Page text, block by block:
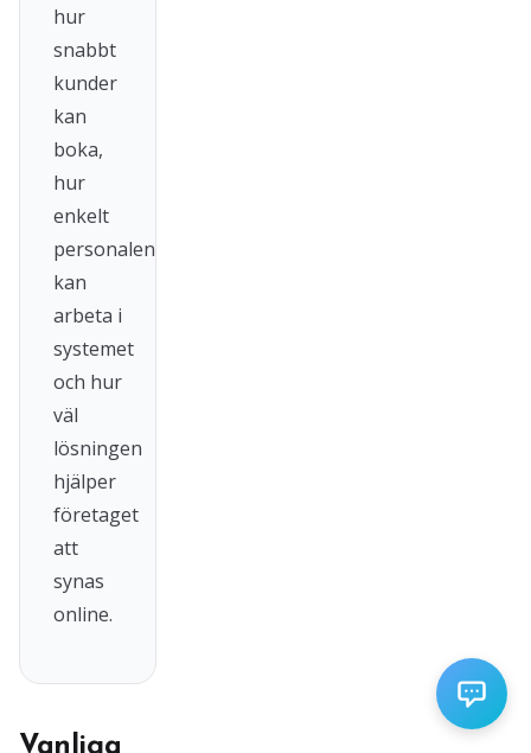
hur
snabbt
kunder
kan
boka,
hur
enkelt
personalen
kan
arbeta i
systemet
och hur
väl
lösningen
hjälper
företaget
att
synas
online.
Vanliga